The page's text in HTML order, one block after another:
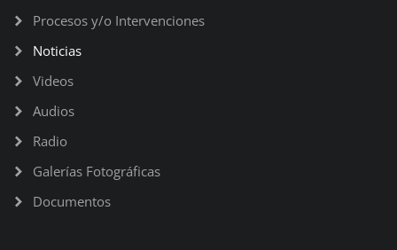
Procesos y/o Intervenciones
Noticias
Videos
Audios
Radio
Galerías Fotográficas
Documentos